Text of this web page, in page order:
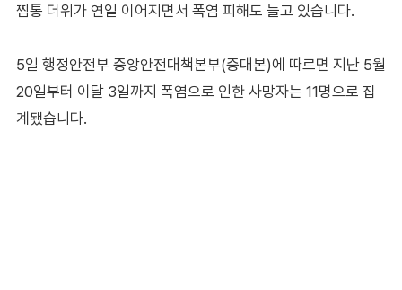
찜통 더위가 연일 이어지면서 폭염 피해도 늘고 있습니다.
5일 행정안전부 중앙안전대책본부(중대본)에 따르면 지난 5월
20일부터 이달 3일까지 폭염으로 인한 사망자는 11명으로 집
계됐습니다.